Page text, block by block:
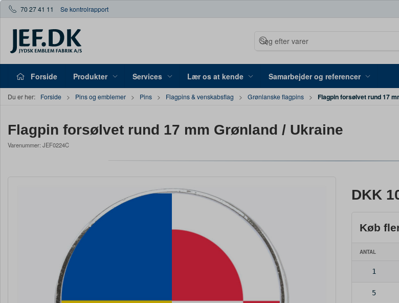
70 27 41 11 Se kontrolrapport
Forside Produkter Services Lær os at kende Samarbejder og referencer
Du er her: Forside Pins og emblemer Pins Flagpins & venskabsflag Grønlanske flagpins Flagpin forsølvet rund 17
Flagpin forsølvet rund 17 mm Grønland / Ukraine
Varenummer: JEF0224C
DKK
Køb
ANTAL
1
5